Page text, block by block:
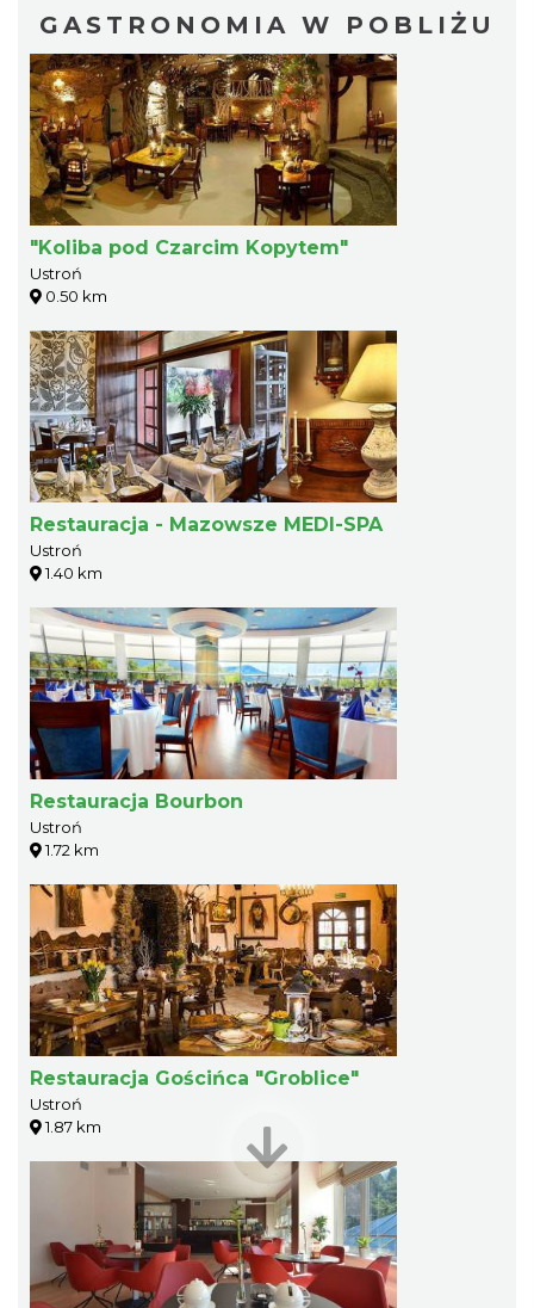
GASTRONOMIA W POBLIŻU
"Koliba pod Czarcim Kopytem"
Ustroń
0.50 km
Restauracja - Mazowsze MEDI-SPA
Ustroń
1.40 km
Restauracja Bourbon
Ustroń
1.72 km
Restauracja Gościńca "Groblice"
Ustroń
1.87 km